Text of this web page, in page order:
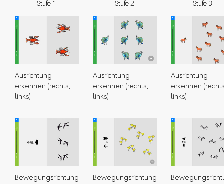
Stufe 1 Stufe 2 Stufe 3
Ausrichtung
erkennen (rechts,
links)
Ausrichtung
erkennen (rechts,
links)
Ausrichtung
erkennen
links)
Bewegungsrichtung
Bewegungsrichtung